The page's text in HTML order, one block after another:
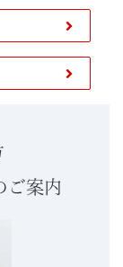
ご案内